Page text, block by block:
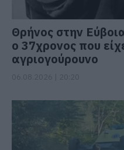
Θρήνος στην
ο 37χρονος που
αγριογούρουνο